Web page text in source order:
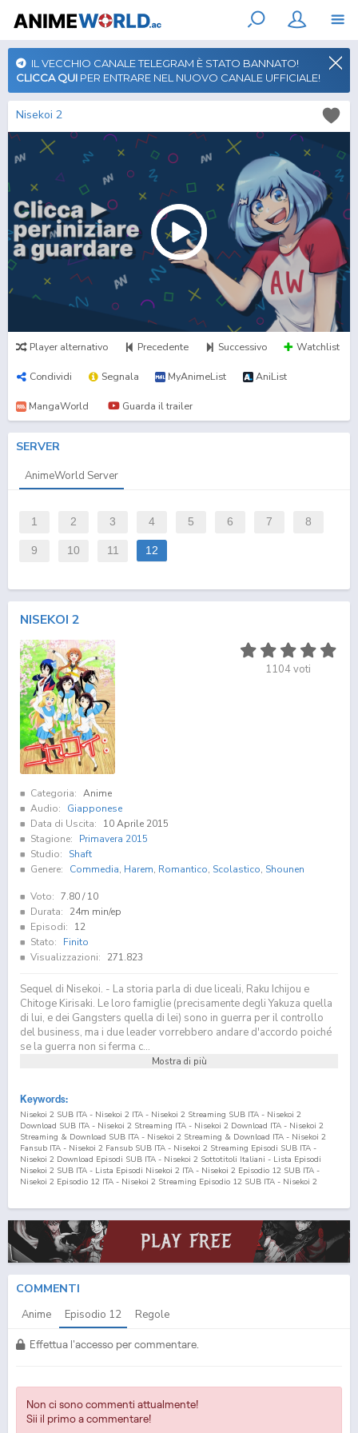
IL VECCHIO CANALE TELEGRAM È STATO BANNATO!
CLICCA QUI PER ENTRARE NEL NUOVO CANALE UFFICIALE!
Nisekoi 2
Player alternativo Precedente Successivo Watchlist
Condividi Segnala MyAnimeList AniList
MangaWorld Guarda il trailer
SERVER
AnimeWorld Server
1 2 3 4 5 6 7 8
9 10 11 12
NISEKOI 2
1104voti
Categoria: Anime
Audio:
Giapponese
Data di Uscita:
10 Aprile 2015
Stagione:
Primavera 2015
Studio:
Shaft
Genere:
Commedia, Harem, Romantico, Scolastico, Shounen
Voto: 7.80/ 10
Durata:
24m min/ep
Episodi:
12
Stato:
Finito
Visualizzazioni:
271.823
Sequel di Nisekoi. - La storia parla di due liceali, Raku Ichijou e
Chitoge Kirisaki. Le loro famiglie (precisamente degli Yakuza quella
di lui, e dei Gangsters quella di lei) sono in guerra per il controllo
del business, ma i due leader vorrebbero andare d'accordo poiché
se la guerra non si ferma c...
Mostra di più
Keywords:
Nisekoi 2 SUB ITA - Nisekoi 2 ITA - Nisekoi 2 Streaming SUB ITA - Nisekoi 2
Download SUB ITA - Nisekoi 2 Streaming ITA - Nisekoi 2 Download ITA - Nisekoi 2
Streaming & Download SUB ITA - Nisekoi 2 Streaming & Download ITA - Nisekoi 2
Fansub ITA - Nisekoi 2 Fansub SUB ITA - Nisekoi 2 Streaming Episodi SUB ITA -
Nisekoi 2 Download Episodi SUB ITA - Nisekoi 2 Sottotitoli Italiani - Lista Episodi
Nisekoi 2 SUB ITA - Lista Episodi Nisekoi 2 ITA - Nisekoi 2 Episodio 12 SUB ITA -
Nisekoi 2 Episodio 12 ITA - Nisekoi 2 Streaming Episodio 12 SUB ITA - Nisekoi 2
Nisekoi: False Love 2 Streaming ITA - Nisekoi: False Love 2 Download ITA - Nisekoi:
False Love 2 Streaming & Download SUB ITA - Nisekoi: False Love 2 Streaming &
Download ITA - Nisekoi: False Love 2 Fansub ITA - Nisekoi: False Love 2 Fansub SUB
ITA - Nisekoi: False Love 2 Streaming Episodi SUB ITA - Nisekoi: False Love 2
Nisekoi: False Love 2 SUB ITA - Lista Episodi Nisekoi: False Love 2 ITA - Nisekoi:
False Love 2 Episodio
Episodio
ITA - Nisekoi: False Love 2 Download Episodio
False Love 2 Download Episodio
COMMENTI
Anime Episodio 12 Regole
Effettua l'accesso per commentare.
Non ci sono commenti attualmente!
Sii il primo a commentare!